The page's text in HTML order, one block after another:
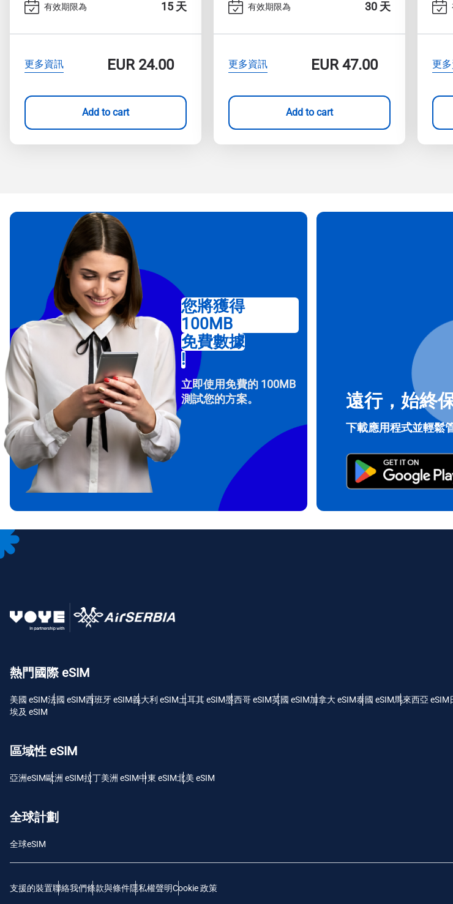
有效期限為 15 天
更多資訊 EUR24.00
Add to cart
有效期限為 30 天
更多資訊 EUR47.00
Add to cart
更
How do I get my eSim?
To get your eSIM, start by checking if your
Then, contact your mobile carrier to request an
provide you with a QR code or activation
in your device settings. Once activated, you
without needing a physical SIM card!
您將獲得
100MB
免費數據
!
立即使用免費的 100MB
測試您的方案。
遠行，始終
下載應用程式並輕鬆
熱門國際 eSIM
美國 eSIM法國 eSIM西班牙 eSIM義大利 eSIM土耳其 eSIM墨西哥 eSIM英國 eSIM加拿大 eSIM泰國 eSIM馬來西亞 eSIM
埃及 eSIM
區域性 eSIM
亞洲eSIM歐洲 eSIM拉丁美洲 eSIM中東 eSIM北美 eSIM
全球計劃
全球eSIM
支援的裝置聯絡我們條款與條件隱私權聲明Cookie 政策
登入或註冊
電子郵件